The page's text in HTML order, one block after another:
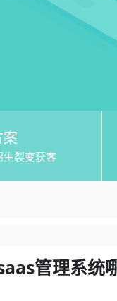
生裂变获客
个好？推
系统哪个好用教
管理系统